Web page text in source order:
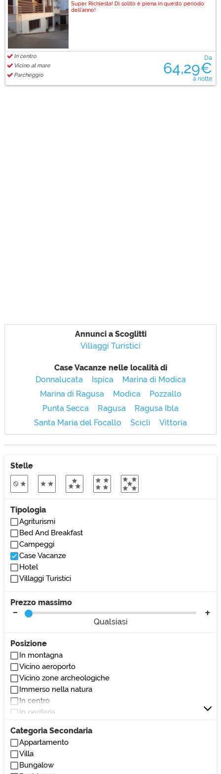
Super Richiesta! Di solito è piena in questo periodo
dell'anno!
Da
64,29€
a notte
In centro
Vicino al mare
Parcheggio
Annunci a Scoglitti
Villaggi Turistici
Case Vacanze nelle località di
Donnalucata
Ispica
Marina di Modica
Marina di Ragusa
Modica
Pozzallo
Punta Secca
Ragusa
Ragusa Ibla
Santa Maria del Focallo
Scicli Vittoria
Stelle
Tipologia
Agriturismi
Bed And Breakfast
Campeggi
Case Vacanze
Hotel
Villaggi Turistici
Prezzo massimo
Qualsiasi
Posizione
In montagna
Vicino aeroporto
Vicino zone archeologiche
Immerso nella natura
In centro
In periferia
Vicino al lago
Vicino stazione
Vicino parchi/giardini
Vicino bar/ristoranti
Categoria Secondaria
Appartamento
Villa
Bungalow